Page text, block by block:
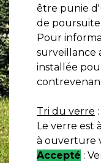
être punie
de poursuite
Pour
surveillance
installée
Tri du verre :
Le verre est
à ouverture
Accepté :